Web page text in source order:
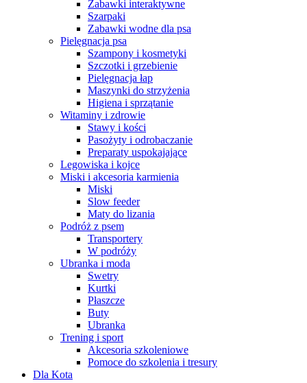
Zabawki interaktywne
Szarpaki
Zabawki wodne dla psa
Pielęgnacja psa
Szampony i kosmetyki
Szczotki i grzebienie
Pielęgnacja łap
Maszynki do strzyżenia
Higiena i sprzątanie
Witaminy i zdrowie
Stawy i kości
Pasożyty i odrobaczanie
Preparaty uspokajające
Legowiska i kojce
Miski i akcesoria karmienia
Miski
Slow feeder
Maty do lizania
Podróż z psem
Transportery
W podróży
Ubranka i moda
Swetry
Kurtki
Płaszcze
Buty
Ubranka
Trening i sport
Akcesoria szkoleniowe
Pomoce do szkolenia i tresury
Dla Kota